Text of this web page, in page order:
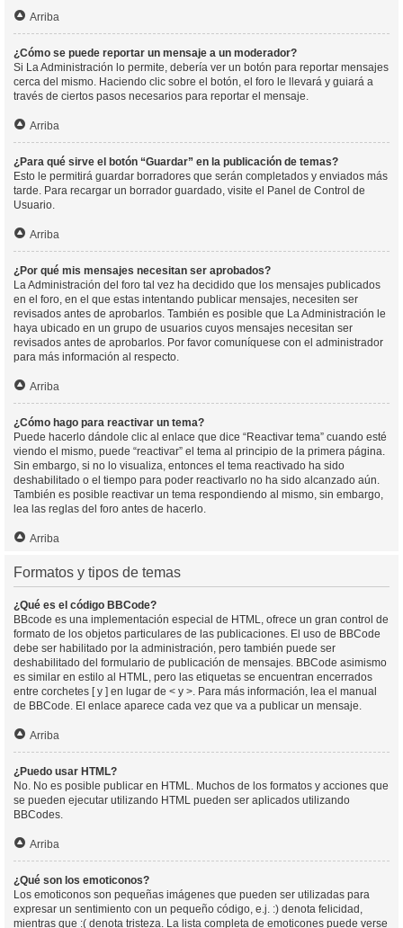
Arriba
¿Cómo se puede reportar un mensaje a un moderador?
Si La Administración lo permite, debería ver un botón para reportar mensajes
cerca del mismo. Haciendo clic sobre el botón, el foro le llevará y guiará a
través de ciertos pasos necesarios para reportar el mensaje.
Arriba
¿Para qué sirve el botón “Guardar” en la publicación de temas?
Esto le permitirá guardar borradores que serán completados y enviados más
tarde. Para recargar un borrador guardado, visite el Panel de Control de
Usuario.
Arriba
¿Por qué mis mensajes necesitan ser aprobados?
La Administración del foro tal vez ha decidido que los mensajes publicados
en el foro, en el que estas intentando publicar mensajes, necesiten ser
revisados antes de aprobarlos. También es posible que La Administración le
haya ubicado en un grupo de usuarios cuyos mensajes necesitan ser
revisados antes de aprobarlos. Por favor comuníquese con el administrador
para más información al respecto.
Arriba
¿Cómo hago para reactivar un tema?
Puede hacerlo dándole clic al enlace que dice “Reactivar tema” cuando esté
viendo el mismo, puede “reactivar” el tema al principio de la primera página.
Sin embargo, si no lo visualiza, entonces el tema reactivado ha sido
deshabilitado o el tiempo para poder reactivarlo no ha sido alcanzado aún.
También es posible reactivar un tema respondiendo al mismo, sin embargo,
lea las reglas del foro antes de hacerlo.
Arriba
Formatos y tipos de temas
¿Qué es el código BBCode?
BBcode es una implementación especial de HTML, ofrece un gran control de
formato de los objetos particulares de las publicaciones. El uso de BBCode
debe ser habilitado por la administración, pero también puede ser
deshabilitado del formulario de publicación de mensajes. BBCode asimismo
es similar en estilo al HTML, pero las etiquetas se encuentran encerrados
entre corchetes [ y ] en lugar de < y >. Para más información, lea el manual
de BBCode. El enlace aparece cada vez que va a publicar un mensaje.
Arriba
¿Puedo usar HTML?
No. No es posible publicar en HTML. Muchos de los formatos y acciones que
se pueden ejecutar utilizando HTML pueden ser aplicados utilizando
BBCodes.
Arriba
¿Qué son los emoticonos?
Los emoticonos son pequeñas imágenes que pueden ser utilizadas para
expresar un sentimiento con un pequeño código, e.j. :) denota felicidad,
mientras que :( denota tristeza. La lista completa de emoticones puede verse